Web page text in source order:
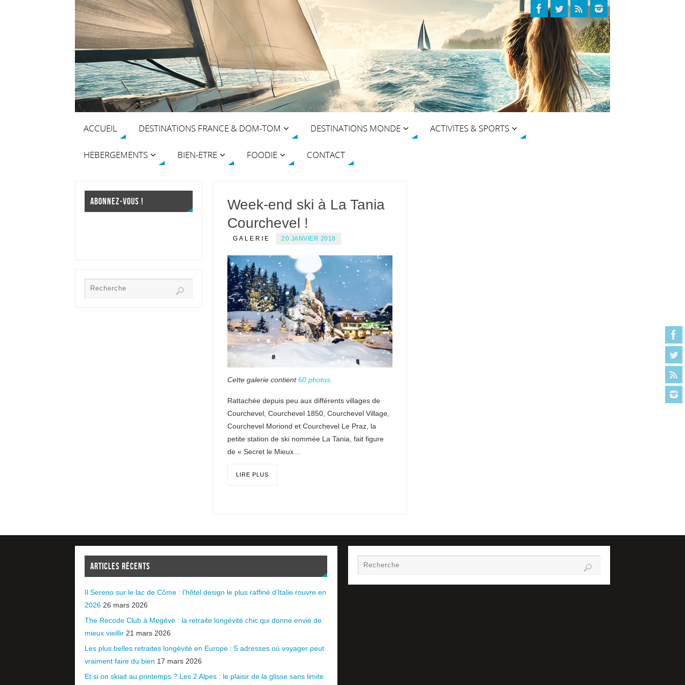
ACCUEIL DESTINATIONS FRANCE & DOM-TOM DESTINATIONS MONDE ACTIVITES & SPORTS
HEBERGEMENTS BIEN-ETRE FOODIE CONTACT
Week-end ski à La Tania
Courchevel !
GALERIE 20 JANVIER 2018
Cette galerie contient60 photos
Rattachée depuis peu aux différents villages de
Courchevel, Courchevel 1850, Courchevel Village,
Courchevel Moriond et Courchevel Le Praz, la
petite station de ski nommée La Tania, fait figure
de « Secret le Mieux…
LIRE PLUS
ABONNEZ-VOUS !
ARTICLES RÉCENTS
Il Sereno sur le lac de Côme : l’hôtel design le plus raffiné d’Italie rouvre en
2026 26 mars 2026
The Recode Club à Megève : la retraite longévité chic qui donne envie de
mieux vieillir 21 mars 2026
Les plus belles retraites longévité en Europe : 5 adresses où voyager peut
vraiment faire du bien 17 mars 2026
Et si on skiait au printemps ? Les 2 Alpes : le plaisir de la glisse sans limite